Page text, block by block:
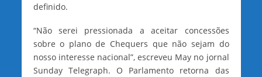
definido.
“Não serei pressionada a aceitar concessões
sobre o plano de Chequers que não sejam do
nosso interesse nacional”, escreveu May no jornal
Sunday Telegraph. O Parlamento retorna das